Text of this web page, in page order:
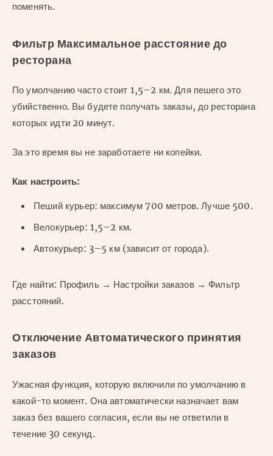
поменять.
Фильтр Максимальное расстояние до
ресторана
По умолчанию часто стоит 1,5–2 км. Для пешего это
убийственно. Вы будете получать заказы, до ресторана
которых идти 20 минут.
За это время вы не заработаете ни копейки.
Как настроить:
Пеший курьер: максимум 700 метров. Лучше 500.
Велокурьер: 1,5–2 км.
Автокурьер: 3–5 км (зависит от города).
Где найти: Профиль → Настройки заказов → Фильтр
расстояний.
Отключение Автоматического принятия
заказов
Ужасная функция, которую включили по умолчанию в
какой-то момент. Она автоматически назначает вам
заказ без вашего согласия, если вы не ответили в
течение 30 секунд.